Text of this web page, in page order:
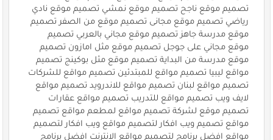
تصميم موقع ناجح تصميم موقع نمشي تصميم موقع نادي
رياضي تصميم موقع مجانى تصميم موقع من الصفر تصميم
موقع مدرسة جاهز تصميم موقع مجاني بالعربي تصميم
موقع مجاني على جوجل تصميم موقع مثل امازون تصميم
موقع مدرسة من البداية تصميم موقع مثل بوكينج تصميم
مواقع ليبيا تصميم مواقع للمبتدئين تصميم مواقع للشركات
تصميم مواقع لبنان تصميم مواقع للاندرويد تصميم مواقع
لايف ويب تصميم مواقع للتدريب تصميم مواقع عقارات
تصميم موقع لشركة تصميم مواقع لمطعم مواقع تصميم
مواقع تصميم ويب افكار لتصميم مواقع ويب افكار لتصميم
مواقع افضل برنامج لتصميم مواقع الانترنت افضل برنامج